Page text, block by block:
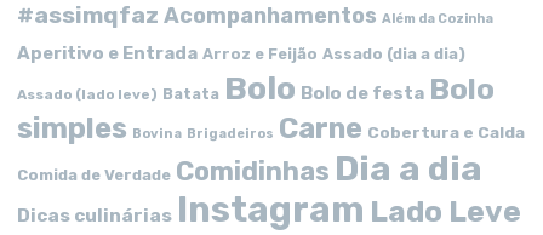
#assimqfaz Acompanhamentos Além da Cozinha
Aperitivo e Entrada Arroz e Feijão Assado (dia a dia)
Assado (lado leve) Batata Bolo Bolo de festa Bolo
simples
Bovina Brigadeiros Carne Cobertura e Calda
Comida de Verdade Comidinhas Dia a dia
Dicas culinárias Instagram Lado Leve